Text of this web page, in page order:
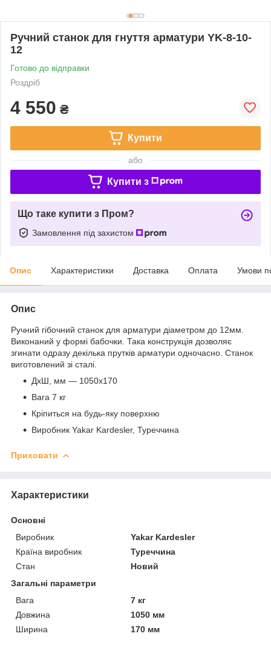
Ручний станок для гнуття арматури YK-8-10-
12
Готово до відправки
Роздріб
4 550 ₴
Купити
або
Купити з
Що таке купити з Пром?
Замовлення під захистом
Опис Характеристики Доставка Оплата Умови
Опис
Ручний гібочний станок для арматури діаметром до 12мм.
Виконаний у формі бабочки. Така конструкція дозволяє
згинати одразу декілька прутків арматури одночасно. Станок
виготовлений зі сталі.
ДхШ, мм — 1050х170
Вага 7 кг
Кріпиться на будь-яку поверхню
Виробник Yakar Kardesler, Туреччина
Приховати
Характеристики
Основні
Виробник
Yakar Kardesler
Країна виробник
Туреччина
Стан
Новий
Загальні параметри
Вага
7 кг
Довжина
1050 мм
Ширина
170 мм